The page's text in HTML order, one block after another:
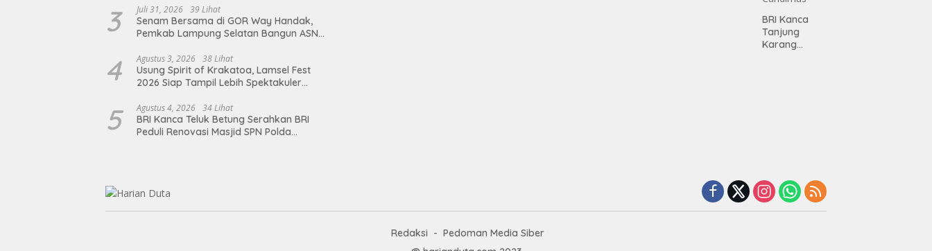
3 Juli 31, 2026 39 Lihat
Senam Bersama di GOR Way Handak,
Pemkab Lampung Selatan Bangun ASN
Terbaik
4 Agustus 3, 2026 38 Lihat
Usung Spirit of Krakatoa, Lamsel Fest
2026 Siap Tampil Lebih Spektakuler
Artis Ibu Kota
5 Agustus 4, 2026 34 Lihat
BRI Kanca Teluk Betung Serahkan BRI
Peduli Renovasi Masjid SPN Polda
BRI Kanca
Tanjung
Karang
Redaksi
Pedoman Media Siber